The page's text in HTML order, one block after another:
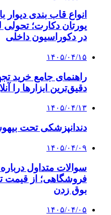
انواع قاب بندی
یورتان دکارت؛
در دکوراسیون داخلی
۱۴۰۵/۰۴/۱۵
راهنمای جامع خرید
دقیق‌ترین ابزارها را
۱۴۰۵/۰۴/۱۳
دندانپزشکی تحت
۱۴۰۵/۰۴/۰۹
سوالات متداول
فروشگاهی؛ از قیمت
بوق زدن
۱۴۰۵/۰۴/۰۵